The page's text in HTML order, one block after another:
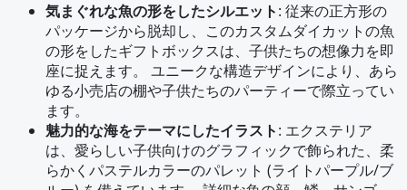
気まぐれな魚の形をしたシルエット: 従来の正方形の
パッケージから脱却し、このカスタムダイカットの魚
の形をしたギフトボックスは、子供たちの想像力を即
座に捉えます。 ユニークな構造デザインにより、あら
ゆる小売店の棚や子供たちのパーティーで際立ってい
ます。
魅力的な海をテーマにしたイラスト: エクステリア
は、愛らしい子供向けのグラフィックで飾られた、柔
らかくパステルカラーのパレット (ライトパープル/ブ